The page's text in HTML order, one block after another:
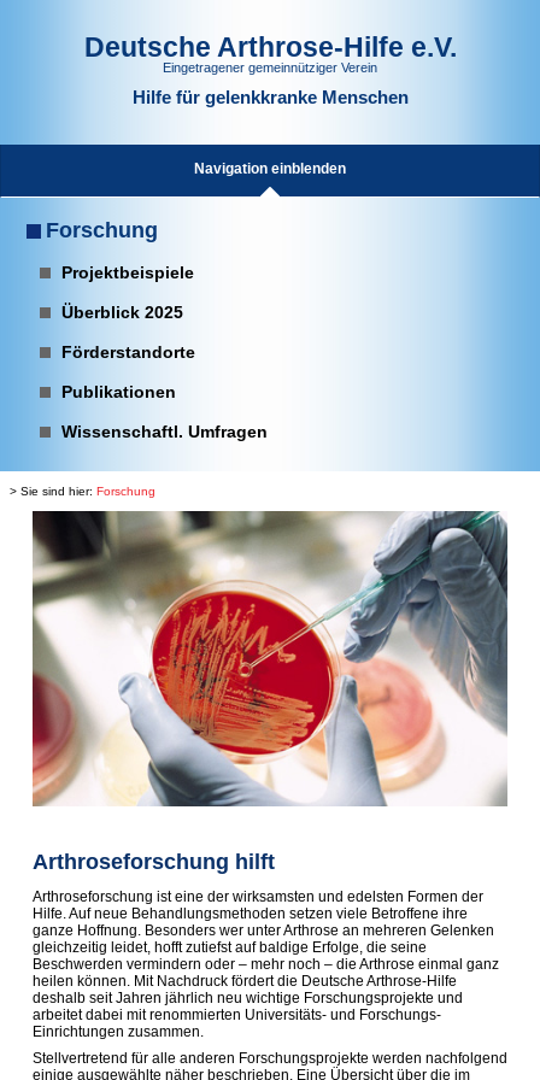
Deutsche Arthrose-Hilfe e.V.
Eingetragener gemeinnütziger Verein
Hilfe für gelenkkranke Menschen
Navigation einblenden
Forschung
Projektbeispiele
Überblick 2025
Förderstandorte
Publikationen
Wissenschaftl. Umfragen
> Sie sind hier: Forschung
Arthroseforschung hilft
Arthroseforschung ist eine der wirksamsten und edelsten Formen der
Hilfe. Auf neue Behandlungsmethoden setzen viele Betroffene ihre
ganze Hoffnung. Besonders wer unter Arthrose an mehreren Gelenken
gleichzeitig leidet, hofft zutiefst auf baldige Erfolge, die seine
Beschwerden vermindern oder – mehr noch – die Arthrose einmal ganz
heilen können. Mit Nachdruck fördert die Deutsche Arthrose-Hilfe
deshalb seit Jahren jährlich neu wichtige Forschungsprojekte und
arbeitet dabei mit renommierten Universitäts- und Forschungs-
Einrichtungen zusammen.
Stellvertretend für alle anderen Forschungsprojekte werden nachfolgend
einige ausgewählte näher beschrieben. Eine Übersicht über die im